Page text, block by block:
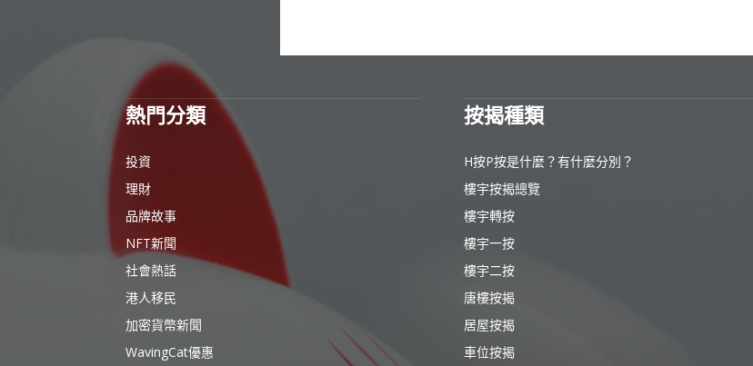
熱門分類
投資
理財
品牌故事
NFT新聞
社會熱話
港人移民
加密貨幣新聞
WavingCat優惠
按揭種類
H按P按是什麼？有什麼分別？
樓宇按揭總覽
樓宇轉按
樓宇一按
樓宇二按
唐樓按揭
居屋按揭
車位按揭